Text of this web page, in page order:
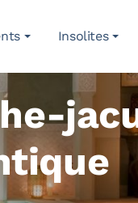
Insolites